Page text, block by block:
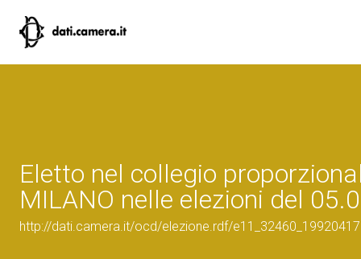
Eletto nel collegio
MILANO nelle elezioni del
http://dati.camera.it/ocd/elezione.rdf/e11_32460_19920417